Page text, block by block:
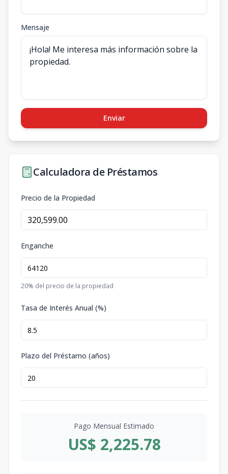
Mensaje
Enviar
Calculadora de Préstamos
Precio de la Propiedad
Enganche
20% del precio de la propiedad
Tasa de Interés Anual (%)
Plazo del Préstamo (años)
Pago Mensual Estimado
US$ 2,225.78